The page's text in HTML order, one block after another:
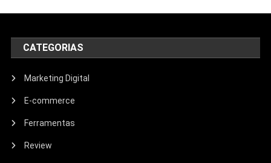
CATEGORIAS
Marketing Digital
E-commerce
Ferramentas
Review